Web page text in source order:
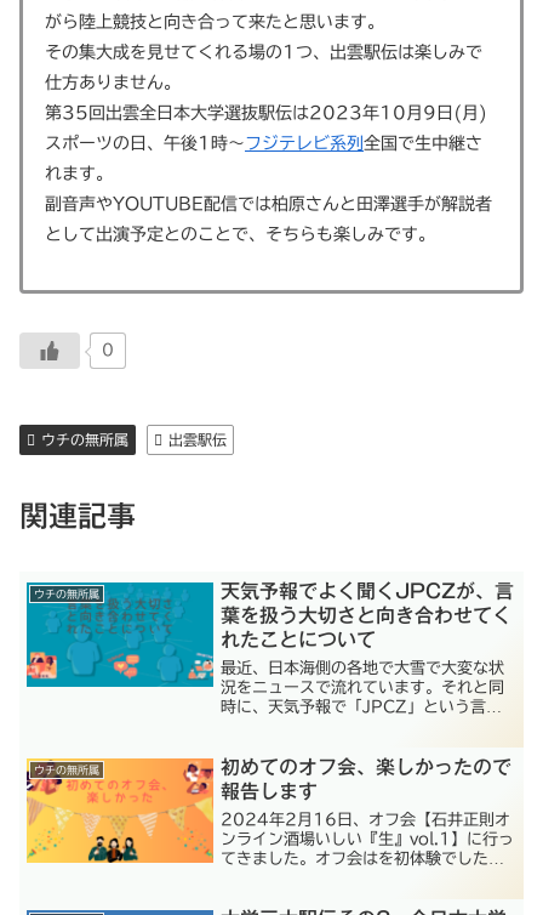
がら陸上競技と向き合って来たと思います。
その集大成を見せてくれる場の1つ、出雲駅伝は楽しみで
仕方ありません。
第35回出雲全日本大学選抜駅伝は2023年10月9日(月)
スポーツの日、午後1時～フジテレビ系列 全国で生中継さ
れます。
副音声やYOUTUBE配信では柏原さんと田澤選手が解説者
として出演予定とのことで、そちらも楽しみです。
0
ウチの無所属 出雲駅伝
関連記事
ウチの無所属
天気予報でよく聞くJPCZが、言
葉を扱う大切さと向き合わせてく
れたことについて
最近、日本海側の各地で大雪で大変な状
況をニュースで流れています。それと同
時に、天気予報で「JPCZ」という言葉
なったのは、その発音「じぇいぴーしー
ぜっと」です。中学生の時、英語の授業
でたしか「Z」を「ずぃいー」と習った
はずなのに、なんで日本では「Z」を
「ぜっと」言うのか？そこで世界を見て
みたところ、「ぜっと」と発音する国が
結構あることを初めて知りました。主に
について掘り下げてみました。SNSなど
ウチの無所属
初めてのオフ会、楽しかったので
報告します
2024年2月16日、オフ会【石井正則オ
ンライン酒場いしい『生』vol.1】に行っ
てきました。オフ会はを初体験でした